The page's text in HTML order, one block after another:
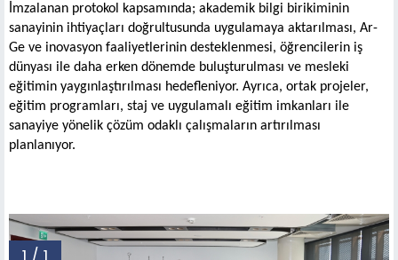
İmzalanan protokol kapsamında; akademik bilgi birikiminin
sanayinin ihtiyaçları doğrultusunda uygulamaya aktarılması, Ar-
Ge ve inovasyon faaliyetlerinin desteklenmesi, öğrencilerin iş
dünyası ile daha erken dönemde buluşturulması ve mesleki
eğitimin yaygınlaştırılması hedefleniyor. Ayrıca, ortak projeler,
eğitim programları, staj ve uygulamalı eğitim imkanları ile
sanayiye yönelik çözüm odaklı çalışmaların artırılması
planlanıyor.